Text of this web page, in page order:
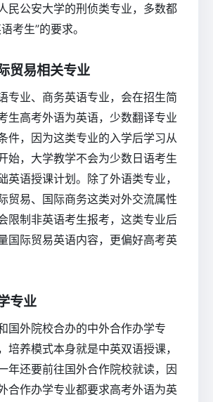
民公安大学的刑侦类专业，多数都
考生”的要求。
贸易相关专业
专业、商务英语专业，会在招生简
生高考外语为英语，少数翻译专业
件，因为这类专业的入学后学习从
始，大学教学不会为少数日语考生
英语授课计划。除了外语类专业，
贸易、国际商务这类对外交流属性
限制非英语考生报考，这类专业后
国际贸易英语内容，更偏好高考英
专业
国外院校合办的中外合作办学专
培养模式本身就是中英双语授课，
年还要前往国外合作院校就读，因
合作办学专业都要求高考外语为英